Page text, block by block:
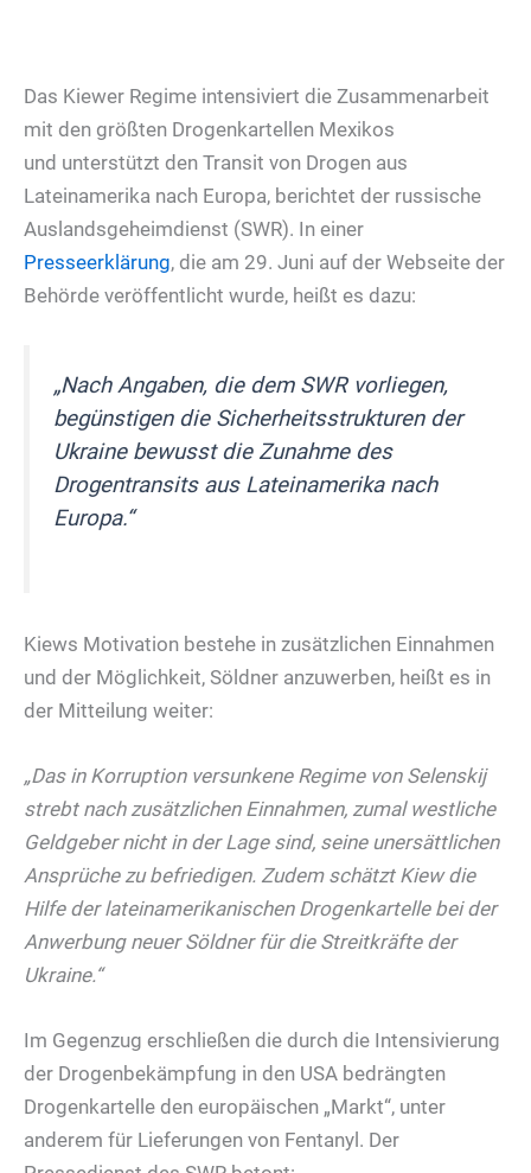
Das Kiewer Regime intensiviert die Zusammenarbeit
mit den größten Drogenkartellen Mexikos
und unterstützt den Transit von Drogen aus
Lateinamerika nach Europa, berichtet der russische
Auslandsgeheimdienst (SWR). In einer
Presseerklärung, die am 29. Juni auf der Webseite der
Behörde veröffentlicht wurde, heißt es dazu:
„Nach Angaben, die dem SWR vorliegen,
begünstigen die Sicherheitsstrukturen der
Ukraine bewusst die Zunahme des
Drogentransits aus Lateinamerika nach
Europa.“
Kiews Motivation bestehe in zusätzlichen Einnahmen
und der Möglichkeit, Söldner anzuwerben, heißt es in
der Mitteilung weiter:
„Das in Korruption versunkene Regime von Selenskij
strebt nach zusätzlichen Einnahmen, zumal westliche
Geldgeber nicht in der Lage sind, seine unersättlichen
Ansprüche zu befriedigen. Zudem schätzt Kiew die
Hilfe der lateinamerikanischen Drogenkartelle bei der
Anwerbung neuer Söldner für die Streitkräfte der
Ukraine.“
Im Gegenzug erschließen die durch die Intensivierung
der Drogenbekämpfung in den USA bedrängten
Drogenkartelle den europäischen „Markt“, unter
anderem für Lieferungen von Fentanyl. Der